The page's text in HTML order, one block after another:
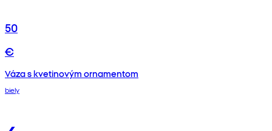
50
€
Váza s kvetinovým ornamentom
biely